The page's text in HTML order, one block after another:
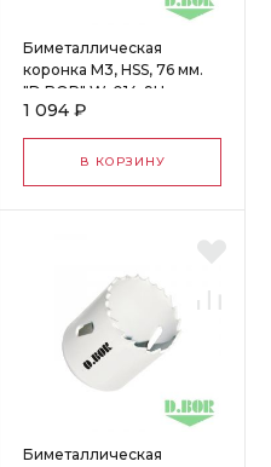
Биметаллическая
коронка М3, HSS, 76 мм.
"D.BOR" W-014-9H-
4007605D
1 094 ₽
В КОРЗИНУ
Биметаллическая